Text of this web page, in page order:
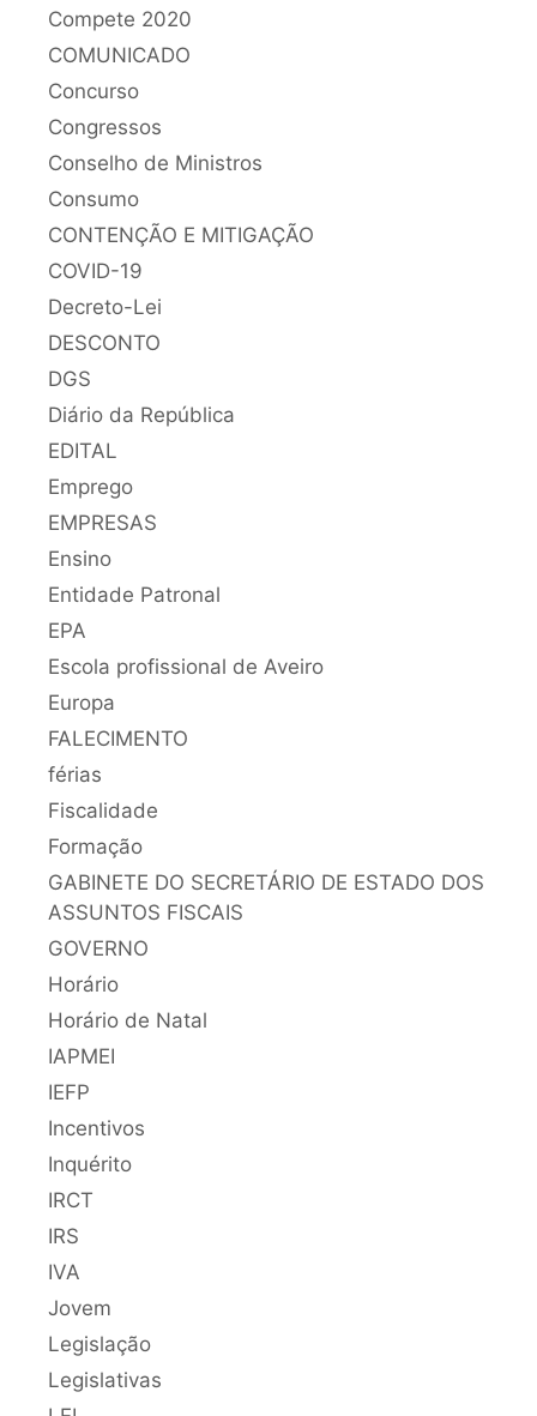
Compete 2020
COMUNICADO
Concurso
Congressos
Conselho de Ministros
Consumo
CONTENÇÃO E MITIGAÇÃO
COVID-19
Decreto-Lei
DESCONTO
DGS
Diário da República
EDITAL
Emprego
EMPRESAS
Ensino
Entidade Patronal
EPA
Escola profissional de Aveiro
Europa
FALECIMENTO
férias
Fiscalidade
Formação
GABINETE DO SECRETÁRIO DE ESTADO DOS
ASSUNTOS FISCAIS
GOVERNO
Horário
Horário de Natal
IAPMEI
IEFP
Incentivos
Inquérito
IRCT
IRS
IVA
Jovem
Legislação
Legislativas